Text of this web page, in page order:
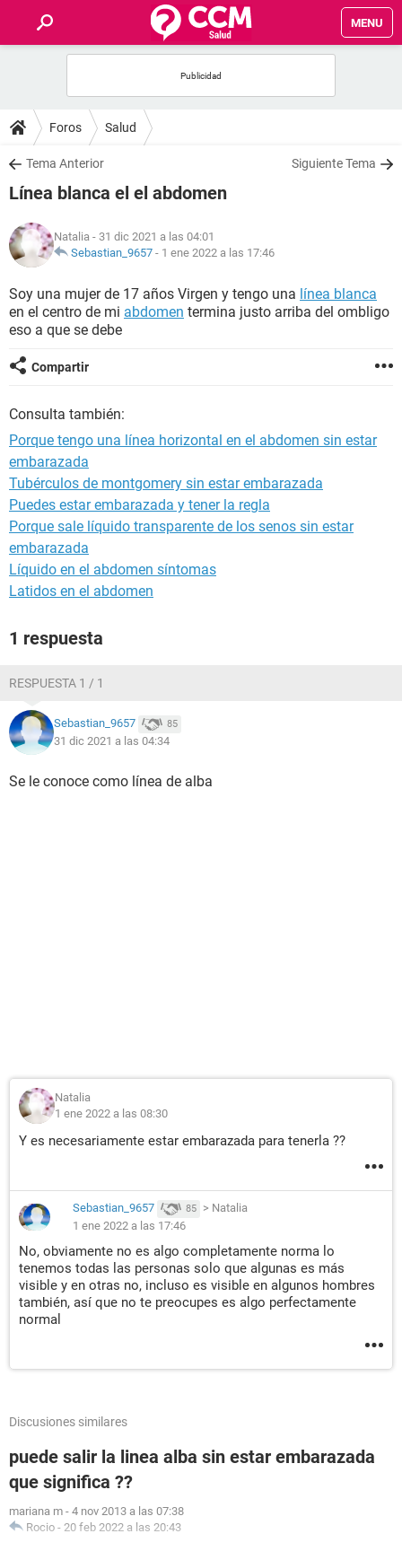
MENU
FOROS
SALUD
NUTRICIÓN
BIENESTAR
Foros Salud
Tema Anterior Siguiente Tema
Línea blanca el el abdomen
Natalia - 31 dic 2021 a las 04:01
Sebastian_9657 - 1 ene 2022 a las 17:46
Soy una mujer de 17 años Virgen y tengo una línea blanca
en el centro de mi abdomen termina justo arriba del ombligo
eso a que se debe
Compartir
Consulta también:
Porque tengo una línea horizontal en el abdomen sin estar
embarazada
Tubérculos de montgomery sin estar embarazada
Puedes estar embarazada y tener la regla
Porque sale líquido transparente de los senos sin estar
embarazada
Líquido en el abdomen síntomas
Latidos en el abdomen
1 respuesta
RESPUESTA 1 / 1
Sebastian_9657 85
31 dic 2021 a las 04:34
Se le conoce como línea de alba
Natalia
1 ene 2022 a las 08:30
Y es necesariamente estar embarazada para tenerla ??
Sebastian_9657 85 > Natalia
1 ene 2022 a las 17:46
No, obviamente no es algo completamente norma lo
tenemos todas las personas solo que algunas es más
visible y en otras no, incluso es visible en algunos hombres
también, así que no te preocupes es algo perfectamente
normal
Discusiones similares
puede salir la linea alba sin estar embarazada
que significa ??
mariana m - 4 nov 2013 a las 07:38
Rocio - 20 feb 2022 a las 20:43